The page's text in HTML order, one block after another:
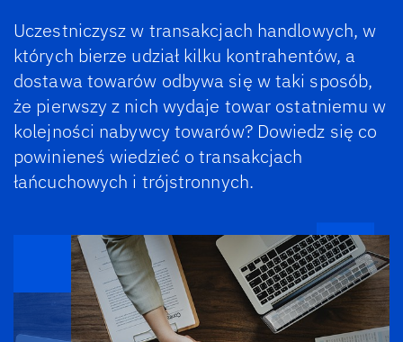
Uczestniczysz w transakcjach handlowych, w
których bierze udział kilku kontrahentów, a
dostawa towarów odbywa się w taki sposób,
że pierwszy z nich wydaje towar ostatniemu w
kolejności nabywcy towarów? Dowiedz się co
powinieneś wiedzieć o transakcjach
łańcuchowych i trójstronnych.